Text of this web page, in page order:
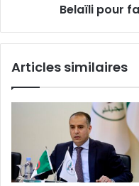
Belaïli pour
Articles similaires